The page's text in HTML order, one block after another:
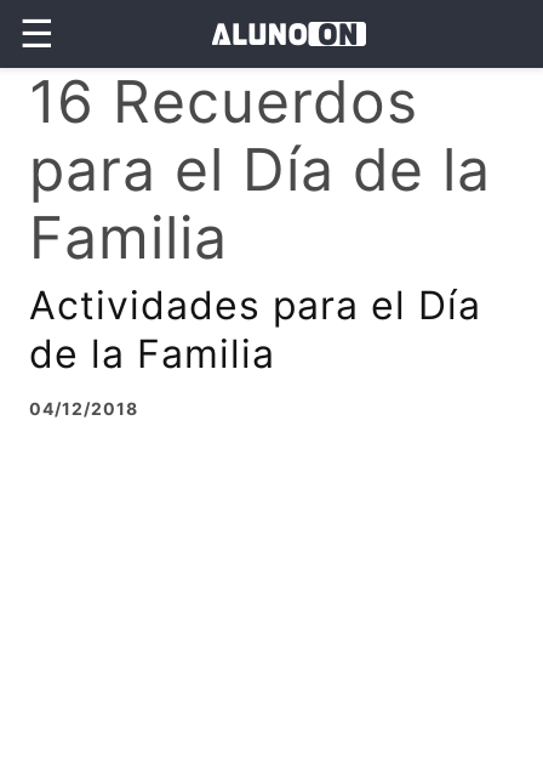
☰
16 Recuerdos
para el Día de la
Familia
Actividades para el Día
de la Familia
04/12/2018